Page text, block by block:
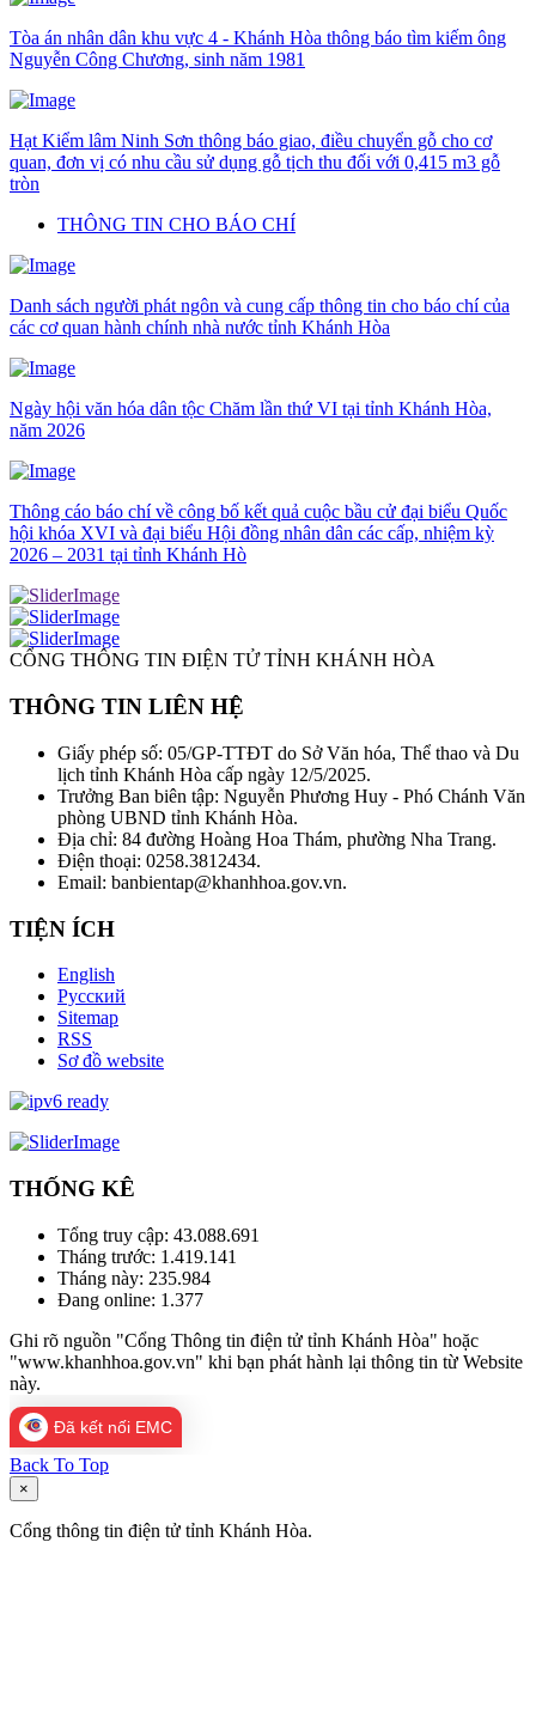
Tòa án nhân dân khu vực 4 - Khánh Hòa thông báo tìm kiếm ông
Nguyễn Công Chương, sinh năm 1981
Hạt Kiểm lâm Ninh Sơn thông báo giao, điều chuyển gỗ cho cơ
quan, đơn vị có nhu cầu sử dụng gỗ tịch thu đối với 0,415 m3 gỗ
tròn
THÔNG TIN CHO BÁO CHÍ
Danh sách người phát ngôn và cung cấp thông tin cho báo chí của
các cơ quan hành chính nhà nước tỉnh Khánh Hòa
Ngày hội văn hóa dân tộc Chăm lần thứ VI tại tỉnh Khánh Hòa,
năm 2026
Thông cáo báo chí về công bố kết quả cuộc bầu cử đại biểu Quốc
hội khóa XVI và đại biểu Hội đồng nhân dân các cấp, nhiệm kỳ
2026 – 2031 tại tỉnh Khánh Hò
CỔNG THÔNG TIN ĐIỆN TỬ TỈNH KHÁNH HÒA
THÔNG TIN LIÊN HỆ
Giấy phép số: 05/GP-TTĐT do Sở Văn hóa, Thể thao và Du
lịch tỉnh Khánh Hòa cấp ngày 12/5/2025.
Trưởng Ban biên tập: Nguyễn Phương Huy - Phó Chánh Văn
phòng UBND tỉnh Khánh Hòa.
Địa chỉ: 84 đường Hoàng Hoa Thám, phường Nha Trang.
Điện thoại: 0258.3812434.
Email: banbientap@khanhhoa.gov.vn.
TIỆN ÍCH
English
Русский
Sitemap
RSS
Sơ đồ website
THỐNG KÊ
Tổng truy cập: 43.088.691
Tháng trước: 1.419.141
Tháng này: 235.984
Đang online: 1.377
Ghi rõ nguồn "Cổng Thông tin điện tử tỉnh Khánh Hòa" hoặc
"www.khanhhoa.gov.vn" khi bạn phát hành lại thông tin từ Website
này.
Đã kết nối EMC
Back To Top
×
Cổng thông tin điện tử tỉnh Khánh Hòa.